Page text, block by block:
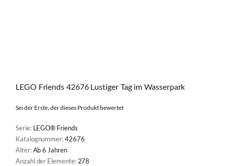
LEGO Friends 42676 Lustiger Tag im Wasserpark
Sei der Erste, der dieses Produkt bewertet
Serie: LEGO® Friends
Katalognummer:42676
Alter:Ab 6 Jahren
Anzahl der Elemente:278